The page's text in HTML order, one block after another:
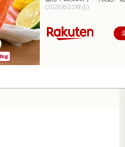
(2026/6/21時点)